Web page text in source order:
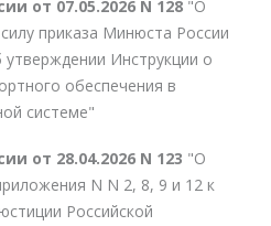
от 07.05.2026 N 128 "О
приказа Минюста России
Инструкции о
обеспечения в
системе"
от 28.04.2026 N 123 "О
N N 2, 8, 9 и 12 к
Российской